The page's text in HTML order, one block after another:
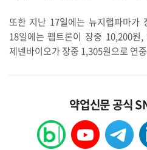
또한 지난 17일에는 뉴지랩파마가
18일에는 펩트론이 장중 10,200원
제넨바이오가 장중 1,305원으로 연
약업신문 공식